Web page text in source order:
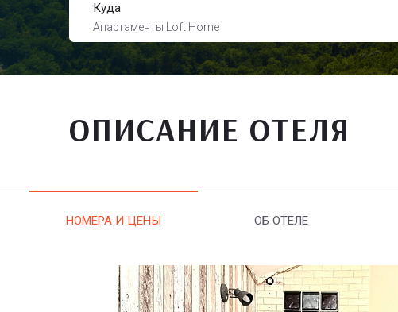
Куда
Апартаменты Loft Home
ОПИСАНИЕ ОТЕЛЯ
НОМЕРА И ЦЕНЫ ОБ ОТЕЛЕ